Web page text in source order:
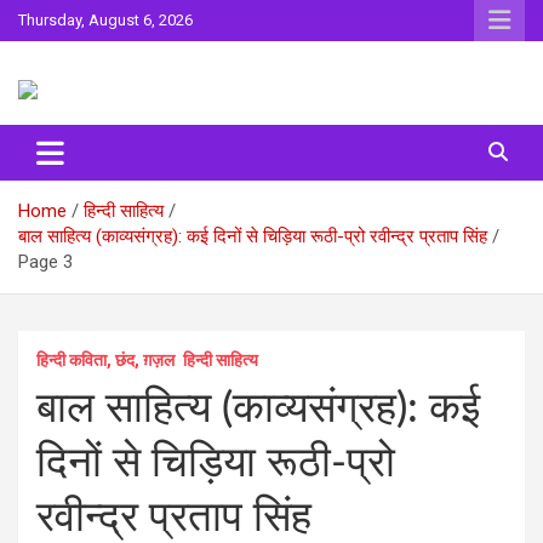
Skip
to
Thursday, August 6, 2026
Surta
Home
हिन्दी साहित्य
बाल साहित्य (काव्‍यसंग्रह): कई दिनों से चिड़िया रूठी-प्रो रवीन्द्र प्रताप सिंह
Page 3
हिन्दी कविता, छंद, ग़ज़ल हिन्दी साहित्य
बाल साहित्य (काव्‍यसंग्रह): कई
दिनों से चिड़िया रूठी-प्रो
रवीन्द्र प्रताप सिंह